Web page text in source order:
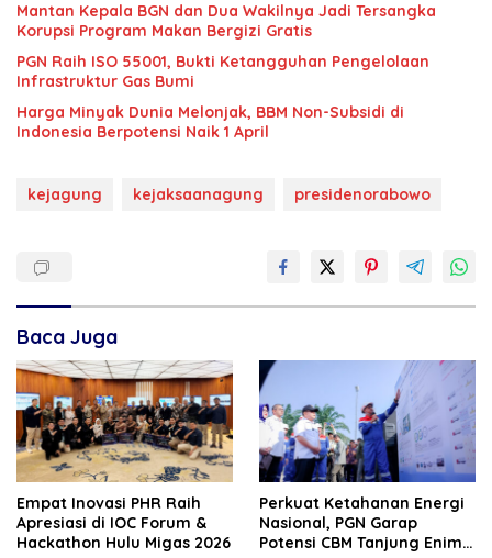
Mantan Kepala BGN dan Dua Wakilnya Jadi Tersangka
Korupsi Program Makan Bergizi Gratis
PGN Raih ISO 55001, Bukti Ketangguhan Pengelolaan
Infrastruktur Gas Bumi
Harga Minyak Dunia Melonjak, BBM Non-Subsidi di
Indonesia Berpotensi Naik 1 April
kejagung kejaksaanagung presidenorabowo
Baca Juga
‎Empat Inovasi PHR Raih
Apresiasi di IOC Forum &
Hackathon Hulu Migas 2026
Perkuat Ketahanan Energi
Nasional, PGN Garap
Potensi CBM Tanjung Enim